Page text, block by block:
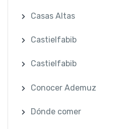
Casas Altas
Castielfabib
Castielfabib
Conocer Ademuz
Dónde comer